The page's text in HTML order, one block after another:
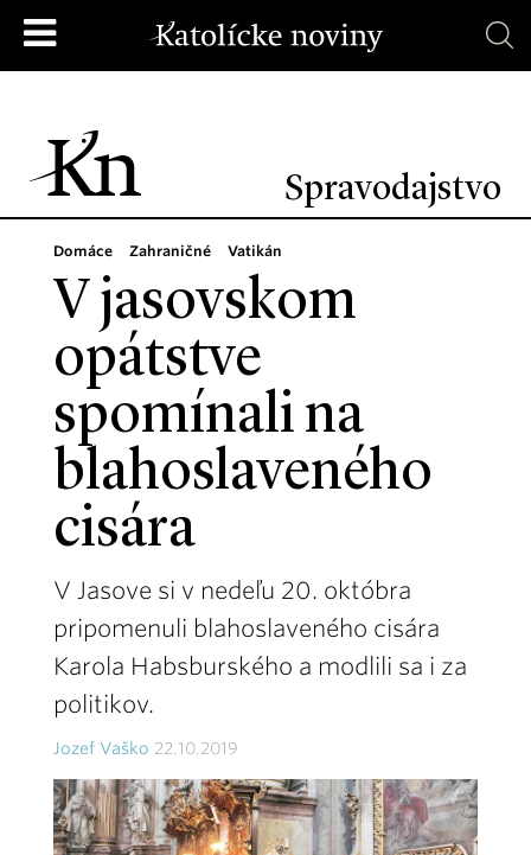
Spravodajstvo
Domáce Zahraničné Vatikán
V jasovskom
opátstve
spomínali na
blahoslaveného
cisára
V Jasove si v nedeľu 20. októbra
pripomenuli blahoslaveného cisára
Karola Habsburského a modlili sa i za
politikov.
Jozef Vaško 22.10.2019